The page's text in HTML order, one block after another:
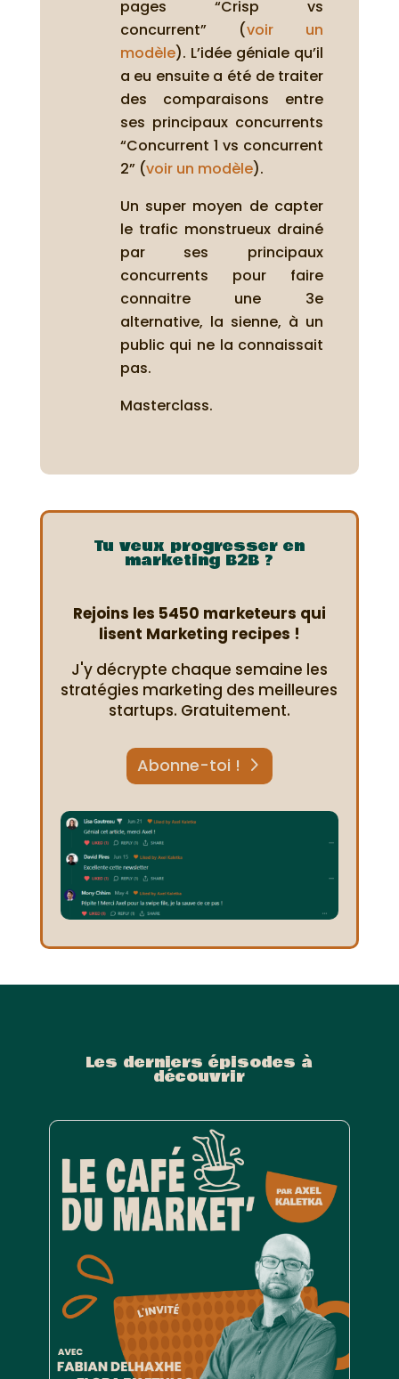
pages “Crisp vs
concurrent” (voir un
modèle). L’idée géniale qu’il
a eu ensuite a été de traiter
des comparaisons entre
ses principaux concurrents
“Concurrent 1 vs concurrent
2” (voir un modèle).
Un super moyen de capter
le trafic monstrueux drainé
par ses principaux
concurrents pour faire
connaitre une 3e
alternative, la sienne, à un
public qui ne la connaissait
pas.
Masterclass.
Tu veux progresser en
marketing B2B ?
Rejoins les 5450 marketeurs qui
lisent Marketing recipes !
J'y décrypte chaque semaine les
stratégies marketing des meilleures
startups. Gratuitement.
Abonne-toi !
Les derniers épisodes à
découvrir